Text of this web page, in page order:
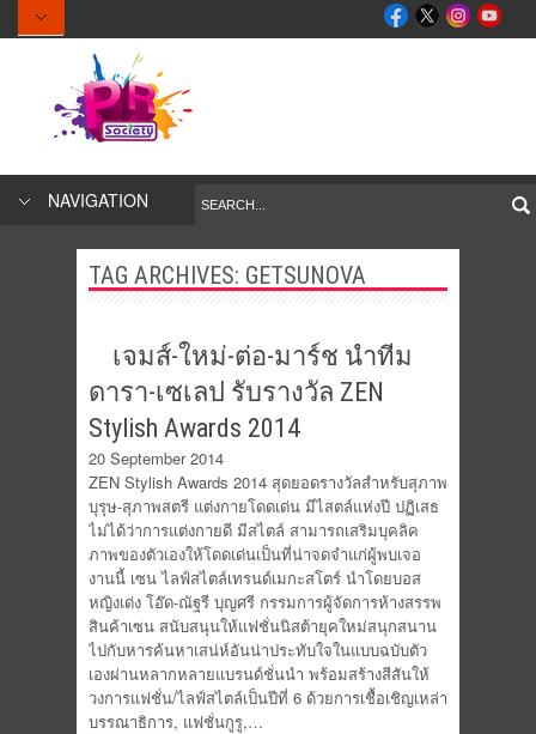
NAVIGATION
TAG ARCHIVES: GETSUNOVA
เจมส์-ใหม่-ต่อ-มาร์ช นำทีม
ดารา-เซเลป รับรางวัล ZEN
Stylish Awards 2014
20 September 2014
ZEN Stylish Awards 2014 สุดยอดรางวัลสำหรับสุภาพ
บุรุษ-สุภาพสตรี แต่งกายโดดเด่น มีไสตล์แห่งปี ปฏิเสธ
ไม่ได้ว่าการแต่งกายดี มีสไตล์ สามารถเสริมบุคลิค
ภาพของตัวเองให้โดดเด่นเป็นที่น่าจดจำแก่ผู้พบเจอ
งานนี้ เซน ไลฟ์สไตล์เทรนด์เมกะสโตร์ นำโดยบอส
หญิงเด่ง โอ๊ด-ณัฐรี บุญศรี กรรมการผู้จัดการห้างสรรพ
สินค้าเซน สนับสนุนให้แฟชั่นนิสต้ายุคใหม่สนุกสนาน
ไปกับหารค้นหาเสน่ห์อันน่าประทับใจในแบบฉบับตัว
เองผ่านหลากหลายแบรนด์ชั่นนำ พร้อมสร้างสีสันให้
วงการแฟชั่น/ไลฟ์สไตล์เป็นปีที่ 6 ด้วยการเชื้อเชิญเหล่า
บรรณาธิการ, แฟชั่นกูรู,…